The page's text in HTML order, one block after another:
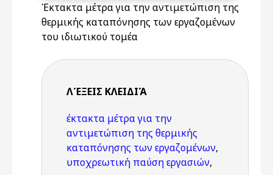
Έκτακτα μέτρα για την αντιμετώπιση της
θερμικής καταπόνησης των εργαζομένων
του ιδιωτικού τομέα
ΛΈΞΕΙΣ KΛΕΙΔΙΆ
έκτακτα μέτρα για την
αντιμετώπιση της θερμικής
καταπόνησης των εργαζομένων,
υποχρεωτική παύση εργασιών,